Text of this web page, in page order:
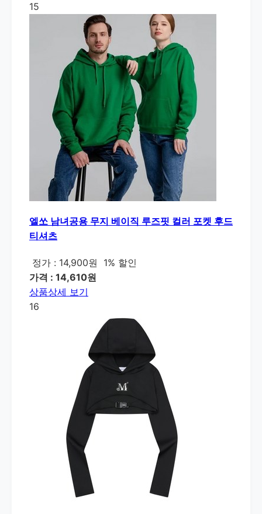
15
엘쏘 남녀공용 무지 베이직 루즈핏 컬러 포켓 후드
티셔츠
정가 : 14,900원
1% 할인
가격 : 14,610원
상품상세 보기
16